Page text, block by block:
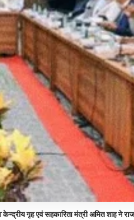
केन्द्रीय गृह एवं सहकारिता मंत्री अमित शाह